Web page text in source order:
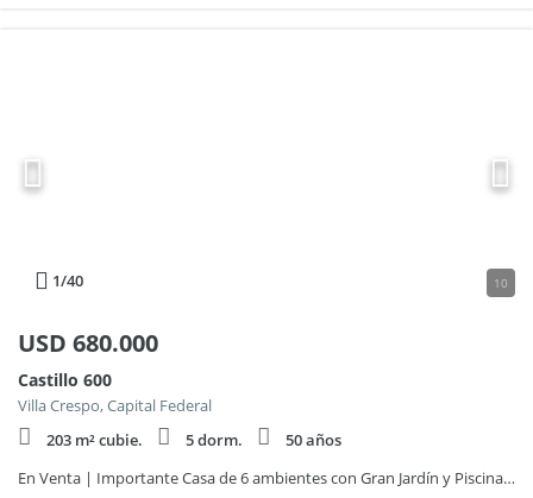
1/40 10
USD 680.000
Castillo 600
Villa Crespo, Capital Federal
203 m² cubie.
5 dorm.
50 años
En Venta | Importante Casa de 6 ambientes con Gran Jardín y Piscina en Villa Crespo